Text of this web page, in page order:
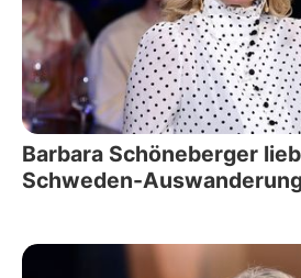
Barbara Schöneberger
Schweden-